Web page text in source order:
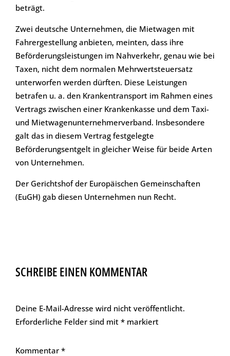
beträgt.
Zwei deutsche Unternehmen, die Mietwagen mit
Fahrergestellung anbieten, meinten, dass ihre
Beförderungsleistungen im Nahverkehr, genau wie bei
Taxen, nicht dem normalen Mehrwertsteuersatz
unterworfen werden dürften. Diese Leistungen
betrafen u. a. den Krankentransport im Rahmen eines
Vertrags zwischen einer Krankenkasse und dem Taxi-
und Mietwagenunternehmerverband. Insbesondere
galt das in diesem Vertrag festgelegte
Beförderungsentgelt in gleicher Weise für beide Arten
von Unternehmen.
Der Gerichtshof der Europäischen Gemeinschaften
(EuGH) gab diesen Unternehmen nun Recht.
SCHREIBE EINEN KOMMENTAR
Deine E-Mail-Adresse wird nicht veröffentlicht.
Erforderliche Felder sind mit * markiert
Kommentar *